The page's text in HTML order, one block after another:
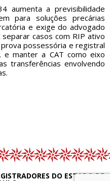
aumenta a previsibilidade
para soluções precárias
e exige do advogado
separar casos com RIP ativo
possessória e registral
e manter a CAT como eixo
transferências envolvendo
DO ESTADO DE